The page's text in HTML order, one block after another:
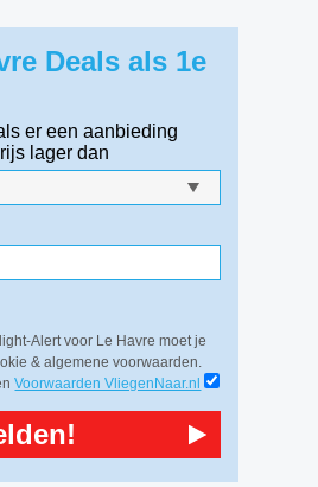
Deals als 1e
er een aanbieding
lager dan
Alert voor Le Havre moet je
& algemene voorwaarden.
Voorwaarden VliegenNaar.nl